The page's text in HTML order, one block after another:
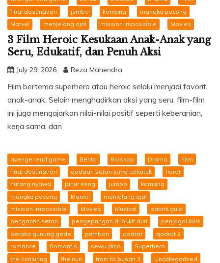
final destination
jumbo komang
mangku pocong
Marvel
menjelang ajal mission impossible Movies
3 Film Heroic Kesukaan Anak-Anak yang
Seru, Edukatif, dan Penuh Aksi
July 29, 2026 Reza Mahendra
Film bertema superhero atau heroic selalu menjadi favorit
anak-anak. Selain menghadirkan aksi yang seru, film-film
ini juga mengajarkan nilai-nilai positif seperti keberanian,
kerja sama, dan
avenger end game Berita Bioskop Drama
Film
final destination
godaan setan yang terkutuk
horor
hutang nyawa
janur ireng jumbo
komang
mangku pocong
Marvel
menjelang ajal
mission impossible
Movies Musikal
pabrik gula
pengantin setan
pengepungan di bukit duri
penjagal iblis
petaka gunung gede
primbon qodrat
qodrat 2
romance
Romantis sewu dino
Superhero
the conjuring
the nun train to busan 3
Uncategorized